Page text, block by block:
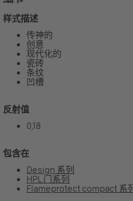
样式描述
传神的
创意
现代化的
瓷砖
条纹
凹槽
反射值
0,18
包含在
Design 系列
HPL 门系列
Flameprotect compact 系